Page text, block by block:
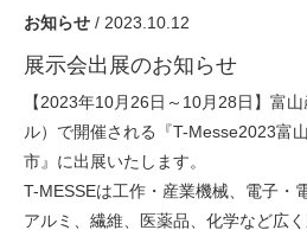
お知らせ / 2023.10.12
展示会出展のお知らせ
【2023年10月26日～10月28日】富
ル）で開催される『T-Messe2023富
市』に出展いたします。
T-MESSEは工作・産業機械、電子・
アルミ、繊維、医薬品、化学など広